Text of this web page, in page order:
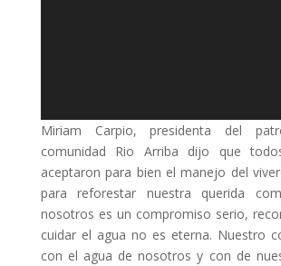
Miriam Carpio, presidenta del
comunidad Rio Arriba dijo que
aceptaron para bien el manejo del
para reforestar nuestra querida
nosotros es un compromiso serio,
cuidar el agua no es eterna. Nuestro
con el agua de nosotros y con de